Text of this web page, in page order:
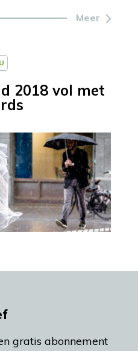
Meer
2018 vol met
gratis abonnement